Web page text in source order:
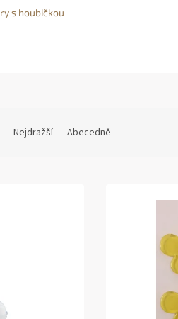
s houbičkou
Nejdražší Abecedně